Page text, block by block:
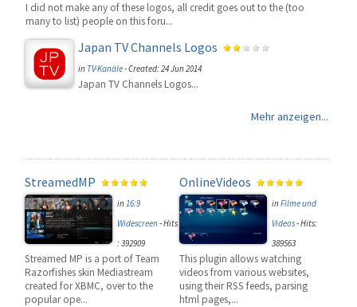
I did not make any of these logos, all credit goes out to the (too
many to list) people on this foru...
Japan TV Channels Logos
in TV-Kanäle-Created: 24 Jun 2014
Japan TV Channels Logos...
Mehr anzeigen...
StreamedMP
in16:9
Widescreen-Hits
: 392909
Streamed MP is a port of Team
Razorfishes skin Mediastream
created for XBMC, over to the
popular ope...
OnlineVideos
inFilme und
Videos-Hits:
389563
This plugin allows watching
videos from various websites,
using their RSS feeds, parsing
html pages,...